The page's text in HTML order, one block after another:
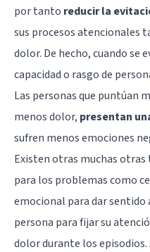
por tanto reducir la
sus procesos atencionales
dolor. De hecho, cuando se
capacidad o rasgo de
Las personas que puntúan
menos dolor, presentan
sufren menos emociones
Existen otras muchas
para los problemas como
emocional para dar sentido
persona para fijar su
dolor durante los episodios.